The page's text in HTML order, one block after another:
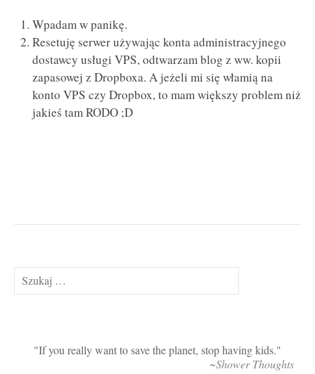
Wpadam w panikę.
Resetuję serwer używając konta administracyjnego
dostawcy usługi VPS, odtwarzam blog z ww. kopii
zapasowej z Dropboxa. A jeżeli mi się włamią na
konto VPS czy Dropbox, to mam większy problem niż
jakieś tam RODO ;D
Szukaj:
If you really want to save the planet, stop having kids.
~Shower Thoughts